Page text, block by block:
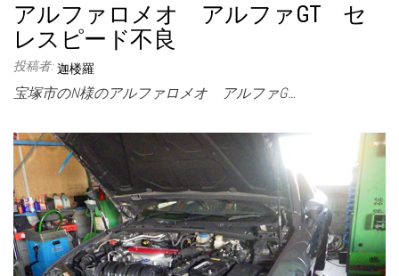
アルファロメオ アルファGT セ
レスピード不良
投稿者: 迦楼羅
宝塚市のN様のアルファロメオ アルファG…